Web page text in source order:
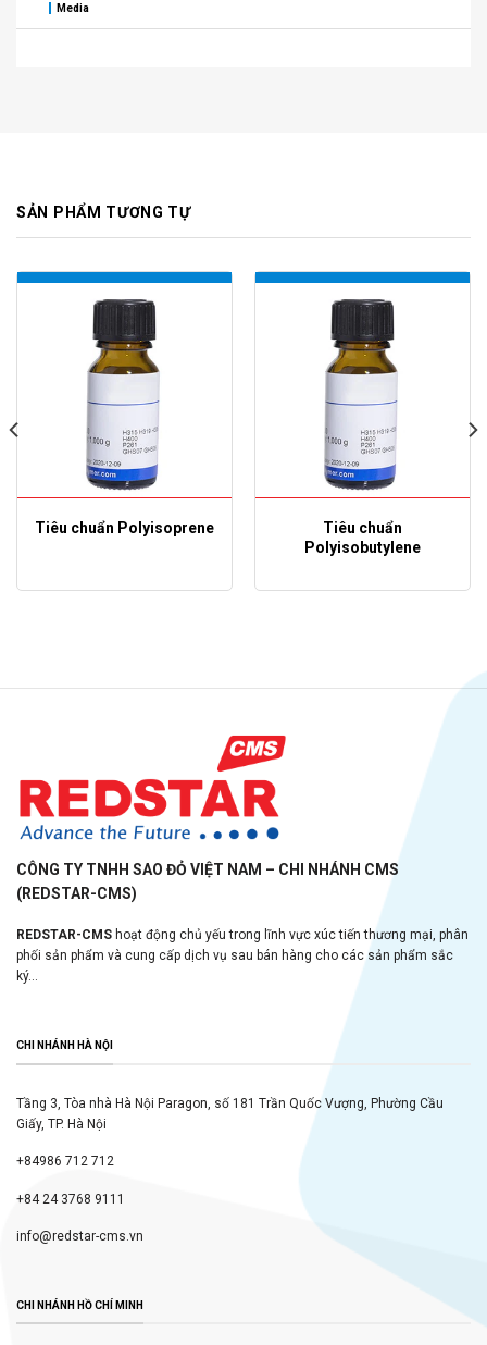
Media
SẢN PHẨM TƯƠNG TỰ
Tiêu chuẩn Polyisoprene
Tiêu chuẩn
Polyisobutylene
CÔNG TY TNHH SAO ĐỎ VIỆT NAM – CHI NHÁNH CMS
(REDSTAR-CMS)
REDSTAR-CMS hoạt động chủ yếu trong lĩnh vực xúc tiến thương mại, phân
phối sản phẩm và cung cấp dịch vụ sau bán hàng cho các sản phẩm sắc
ký...
CHI NHÁNH HÀ NỘI
Tầng 3, Tòa nhà Hà Nội Paragon, số 181 Trần Quốc Vượng, Phường Cầu
Giấy, TP. Hà Nội
+84986 712 712
+84 24 3768 9111
info@redstar-cms.vn
CHI NHÁNH HỒ CHÍ MINH